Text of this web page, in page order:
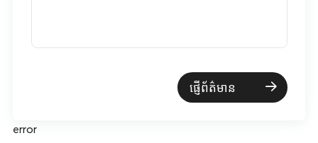
ផ្ញើព័ត៌មាន
error